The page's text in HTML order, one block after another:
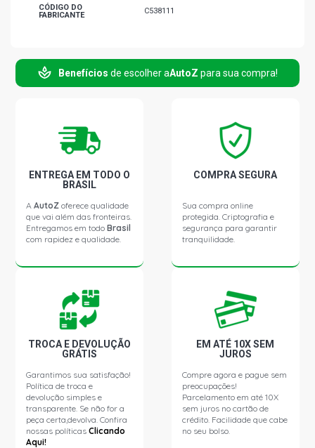
CÓDIGO DO
FABRICANTE
C538111
Benefícios de escolher aAutoZ para sua compra!
ENTREGA EM TODO O
BRASIL
AAutoZ oferece qualidade
que vai além das fronteiras.
Entregamos em todoBrasil
com rapidez e qualidade.
COMPRA SEGURA
Sua compra online
protegida. Criptografia e
segurança para garantir
tranquilidade.
TROCA E DEVOLUÇÃO
GRÁTIS
Garantimos sua satisfação!
Política de troca e
devolução simples e
transparente. Se não for a
peça certa,devolva. Confira
nossas políticasClicando
Aqui!
EM ATÉ 10X SEM
JUROS
Compre agora e pague sem
preocupações!
Parcelamento em até 10X
sem juros no cartão de
crédito. Facilidade que cabe
no seu bolso.